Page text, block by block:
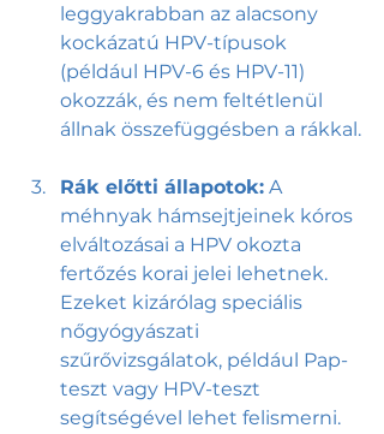
leggyakrabban az alacsony
kockázatú HPV-típusok
(például HPV-6 és HPV-11)
okozzák, és nem feltétlenül
állnak összefüggésben a rákkal.
Rák előtti állapotok: A
méhnyak hámsejtjeinek kóros
elváltozásai a HPV okozta
fertőzés korai jelei lehetnek.
Ezeket kizárólag speciális
nőgyógyászati
szűrővizsgálatok, például Pap-
teszt vagy HPV-teszt
segítségével lehet felismerni.